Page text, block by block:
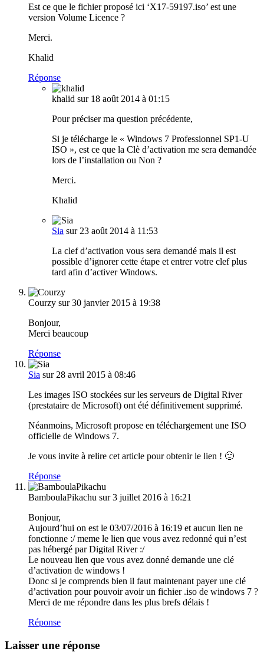
Est ce que le fichier proposé ici ‘X17-59197.iso’ est une
version Volume Licence ?
Merci.
Khalid
Réponse
khalid sur 18 août 2014 à 01:15
Pour préciser ma question précédente,
Si je télécharge le « Windows 7 Professionnel SP1-U
ISO », est ce que la Clè d’activation me sera demandée
lors de l’installation ou Non ?
Merci.
Khalid
Sia sur 23 août 2014 à 11:53
La clef d’activation vous sera demandé mais il est
possible d’ignorer cette étape et entrer votre clef plus
tard afin d’activer Windows.
Courzy sur 30 janvier 2015 à 19:38
Bonjour,
Merci beaucoup
Réponse
Sia sur 28 avril 2015 à 08:46
Les images ISO stockées sur les serveurs de Digital River
(prestataire de Microsoft) ont été définitivement supprimé.
Néanmoins, Microsoft propose en téléchargement une ISO
officielle de Windows 7.
Je vous invite à relire cet article pour obtenir le lien ! 🙂
Réponse
BamboulaPikachu sur 3 juillet 2016 à 16:21
Bonjour,
Aujourd’hui on est le 03/07/2016 à 16:19 et aucun lien ne
fonctionne :/ meme le lien que vous avez redonné qui n’est
pas hébergé par Digital River :/
Le nouveau lien que vous avez donné demande une clé
d’activation de windows !
Donc si je comprends bien il faut maintenant payer une clé
d’activation pour pouvoir avoir un fichier .iso de windows 7 ?
Merci de me répondre dans les plus brefs délais !
Réponse
Laisser une réponse